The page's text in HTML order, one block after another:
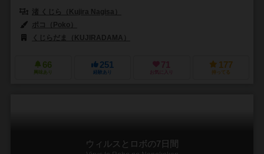
渚 くじら（Kujira Nagisa）
ポコ（Poko）
くじらだま（KUJIRADAMA）
66
興味あり
251
経験あり
71
お気に入り
177
持ってる
ウィルスとロボの7日間